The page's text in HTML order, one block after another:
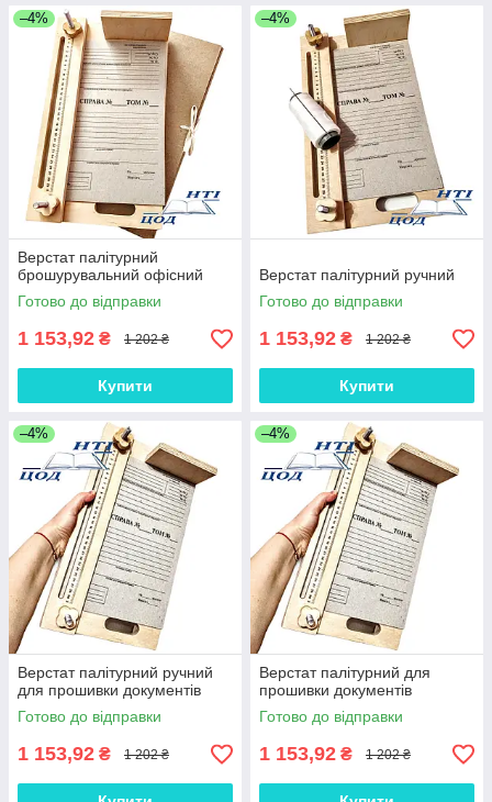
–4%
Верстат палітурний
брошурувальний офісний
Готово до відправки
1 153,92 ₴ 1 202 ₴
Купити
–4%
Верстат палітурний ручний
Готово до відправки
1 153,92 ₴ 1 202 ₴
Купити
–4%
Верстат палітурний ручний
для прошивки документів
Готово до відправки
1 153,92 ₴ 1 202 ₴
–4%
Верстат палітурний для
прошивки документів
Готово до відправки
1 153,92 ₴ 1 202 ₴